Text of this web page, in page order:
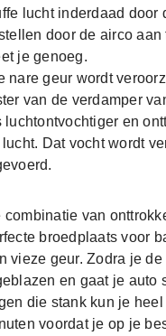
lucht inderdaad door
door de airco
je genoeg.
nare geur wordt
van de verdamper
luchtontvochtiger en
Dat vocht wordt
combinatie van
broedplaats voor
vieze geur. Zodra je
en gaat je auto
die stank kun je
voordat je op je